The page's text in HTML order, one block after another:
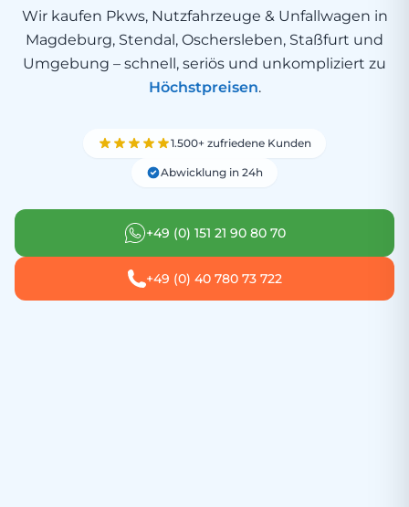
Wir kaufen Pkws, Nutzfahrzeuge & Unfallwagen in
Magdeburg, Stendal, Oschersleben, Staßfurt und
Umgebung – schnell, seriös und unkompliziert zu
Höchstpreisen.
1.500+ zufriedene Kunden
Abwicklung in 24h
+49 (0) 151 21 90 80 70
+49 (0) 40 780 73 722